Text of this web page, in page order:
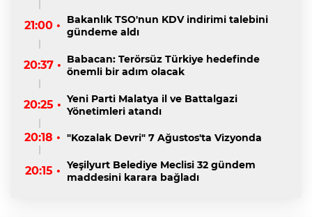
21:00 •
Bakanlık TSO'nun KDV indirimi talebini
gündeme aldı
20:37 • Babacan: Terörsüz Türkiye hedefinde
önemli bir adım olacak
20:25 • Yeni Parti Malatya il ve Battalgazi
Yönetimleri atandı
20:18 • "Kozalak Devri" 7 Ağustos'ta Vizyonda
20:15 • Yeşilyurt Belediye Meclisi 32 gündem
maddesini karara bağladı